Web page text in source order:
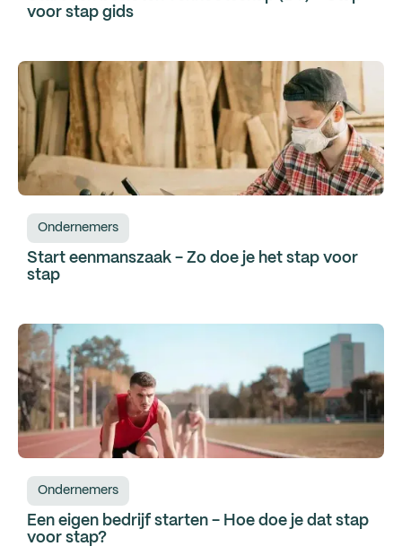
voor stap gids
Ondernemers
Start eenmanszaak - Zo doe je het stap voor
stap
Ondernemers
Een eigen bedrijf starten - Hoe doe je dat stap
voor stap?